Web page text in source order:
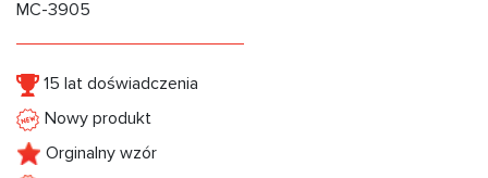
MC-3905
15 lat doświadczenia
Nowy produkt
Orginalny wzór